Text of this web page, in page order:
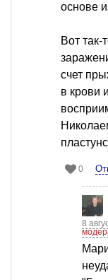
основе
Вот так-
счет
в крови
0
8